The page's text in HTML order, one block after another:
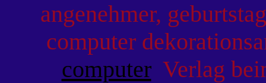
angenehmer,
computer
computerVerlag